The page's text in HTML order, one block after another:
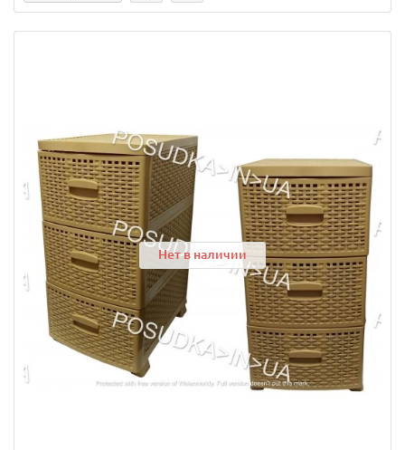
Нет в наличии